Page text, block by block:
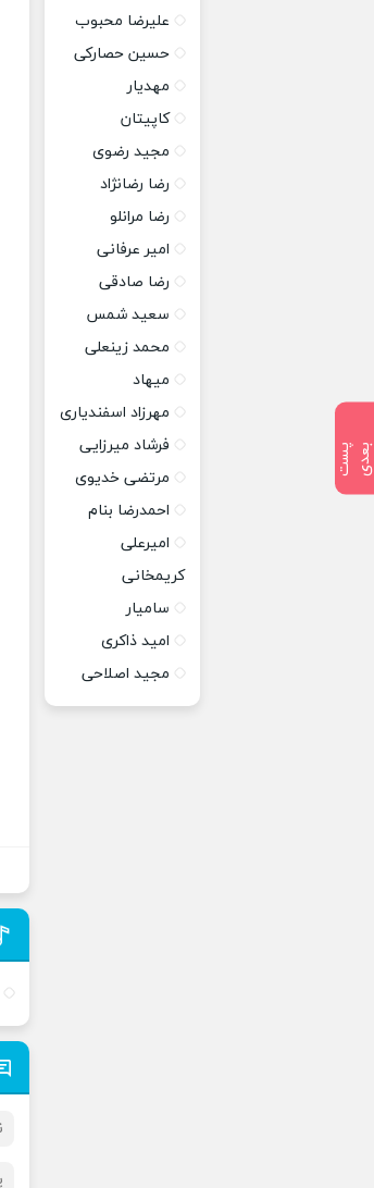
پ
س
ت
ب
ع
د ی
علیرضا محبوب
حسین حصارکی
مهدیار
کاپیتان
مجید رضوی
رضا رضانژاد
رضا مرانلو
امیر عرفانی
رضا صادقی
سعید شمس
محمد زینعلی
میهاد
مهرزاد اسفندیاری
فرشاد میرزایی
مرتضی خدیوی
احمدرضا بنام
امیرعلی
کریمخانی
سامیار
امید ذاکری
مجید اصلاحی